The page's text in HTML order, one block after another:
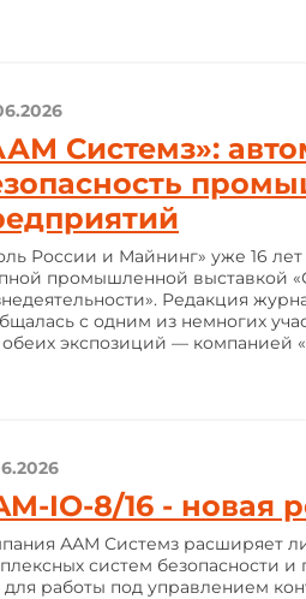
Системз»:
России и Майнинг» уже 16
промышленной выставкой
Редакция
с одним из немногих
обеих экспозиций — компанией
IO-8/16 - новая
ААМ Системз расширяет
систем безопасности
для работы под управлением